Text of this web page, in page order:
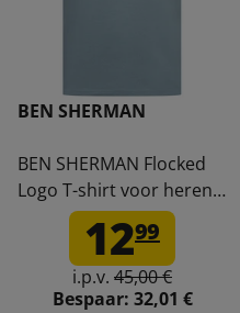
BEN SHERMAN
BEN SHERMAN Flocked
Logo T-shirt voor heren
0076268-PETROL
1299
i.p.v. 45,00 €
Bespaar: 32,01 €